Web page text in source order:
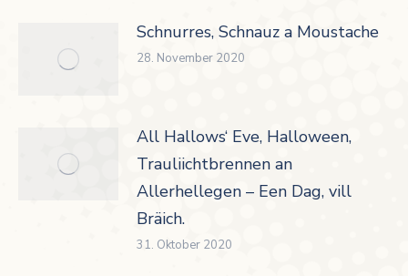
Schnurres, Schnauz a Moustache
28. November 2020
All Hallows‘ Eve, Halloween,
Trauliichtbrennen an
Allerhellegen – Een Dag, vill
Bräich.
31. Oktober 2020